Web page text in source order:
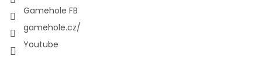
Gamehole FB
gamehole.cz/
Youtube